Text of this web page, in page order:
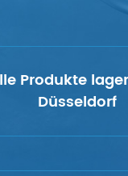
Produkte
Düsseldorf